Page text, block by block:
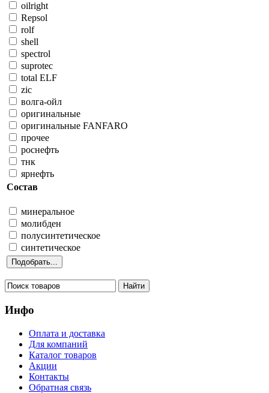
oilright
Repsol
rolf
shell
spectrol
suprotec
total ELF
zic
волга-ойл
оригинальные
оригинальные FANFARO
прочее
роснефть
тнк
ярнефть
Состав
минеральное
молибден
полусинтетическое
синтетическое
Инфо
Оплата и доставка
Для компаний
Каталог товаров
Акции
Контакты
Обратная связь